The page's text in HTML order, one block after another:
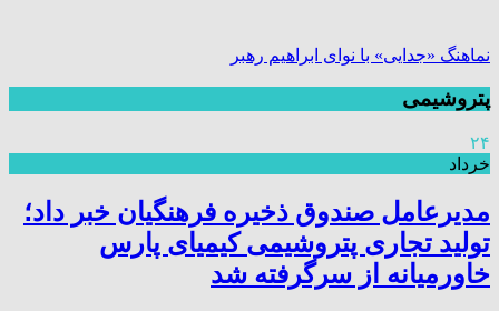
نماهنگ «جدایی» با نوای ابراهیم رهبر
پتروشیمی
۲۴
خرداد
مدیرعامل صندوق ذخیره فرهنگیان خبر داد؛
تولید تجاری پتروشیمی کیمیای پارس
خاورمیانه از سرگرفته شد